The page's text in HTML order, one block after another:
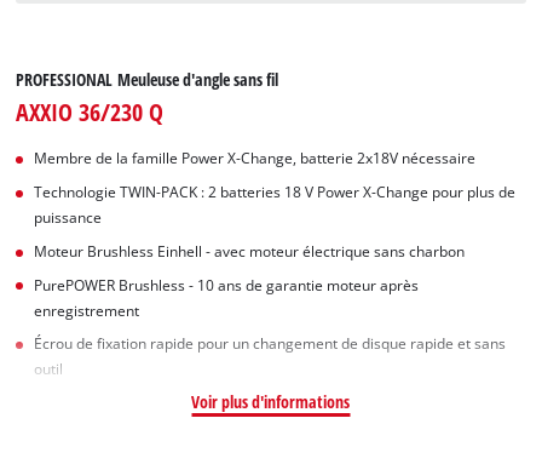
PROFESSIONAL Meuleuse d'angle sans fil
AXXIO 36/230 Q
Membre de la famille Power X-Change, batterie 2x18V nécessaire
Technologie TWIN-PACK : 2 batteries 18 V Power X-Change pour plus de
puissance
Moteur Brushless Einhell - avec moteur électrique sans charbon
PurePOWER Brushless - 10 ans de garantie moteur après
enregistrement
Écrou de fixation rapide pour un changement de disque rapide et sans
outil
Voir plus d'informations